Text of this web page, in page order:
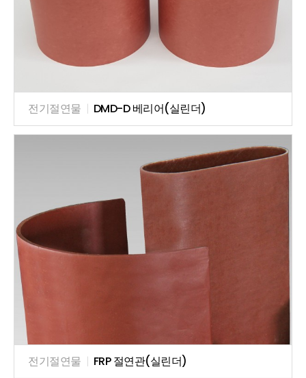
전기절연물 | DMD-D 베리어(실린더)
전기절연물 | FRP 절연관(실린더)